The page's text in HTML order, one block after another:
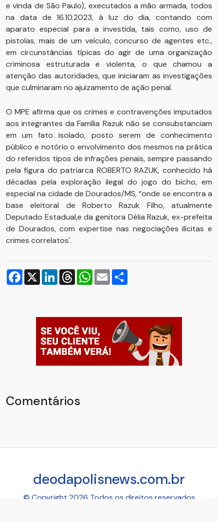
e vinda de São Paulo), executados a mão armada, todos
na data de 16.10.2023, à luz do dia, contando com
aparato especial para a investida, tais como, uso de
pistolas, mais de um veículo, concurso de agentes etc.,
em circunstâncias típicas do agir de uma organização
criminosa estruturada e violenta, o que chamou a
atenção das autoridades, que iniciaram as investigações
que culminaram no ajuizamento de ação penal.
O MPE afirma que os crimes e contravenções imputados
aos integrantes da Família Razuk não se consubstanciam
em um fato isolado, posto serem de conhecimento
público e notório o envolvimento dos mesmos na prática
do referidos tipos de infrações penais, sempre passando
pela figura do patriarca ROBERTO RAZUK, conhecido há
décadas pela exploração ilegal do jogo do bicho, em
especial na cidade de Dourados/MS, “onde se encontra a
base eleitoral de Roberto Razuk Filho, atualmente
Deputado Estadual,e da genitora Délia Razuk, ex-prefeita
de Dourados, com expertise nas negociações ilícitas e
crimes correlatos'.
Facebook
X LinkedInThreadsWhatsApp
Email
Comentários
deodapolisnews.com.br
© Copyright 2026 Todos os direitos reservados